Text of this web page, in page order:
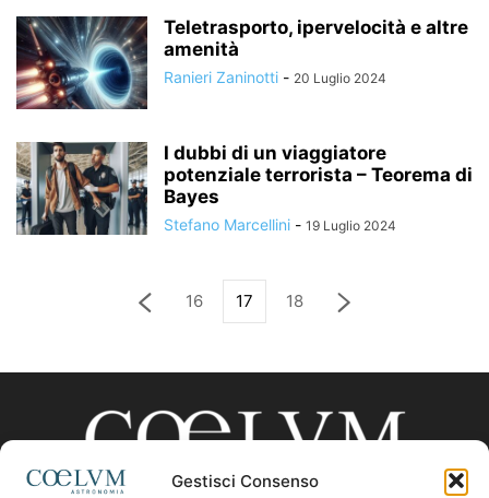
Gestisci Consenso
Teletrasporto, ipervelocità e altre
amenità
Ranieri Zaninotti - 20 Luglio 2024
I dubbi di un viaggiatore
potenziale terrorista – Teorema di
Bayes
Stefano Marcellini - 19 Luglio 2024
16 17 18